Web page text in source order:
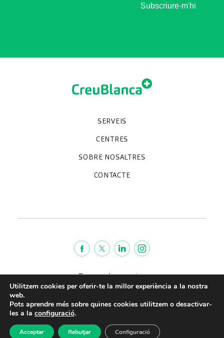
Subscriure-m'hi
SERVEIS
Especialitats
Proves diagnòstiques
Revisions mèdiques
Unitats especialitzades
CENTRES
Clínica CreuBlanca
CreuBlanca Tarradellas
Diagnosis Médica
Hospital CreuBlanca Maresme
SOBRE NOSALTRES
Qui som
Treballa amb nosaltres
Blog
CreuBlanca Empreses
Preguntes freqüents
CONTACTE
CreuBlanca © 2022 |
Termes de servei
Avis legal
Política de privacitat
Política de qualitat
Utilitzem cookies per oferir-te la millor experiència a la nostra
web.
Pots aprendre més sobre quines cookies utilitzem o desactivar-
les a la configuració.
Acceptar Rebutjar Configuració